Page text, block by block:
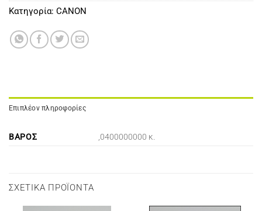
Κατηγορία: CANON
Επιπλέον πληροφορίες
ΒΆΡΟΣ ,0400000000 κ.
ΣΧΕΤΙΚΆ ΠΡΟΪΌΝΤΑ